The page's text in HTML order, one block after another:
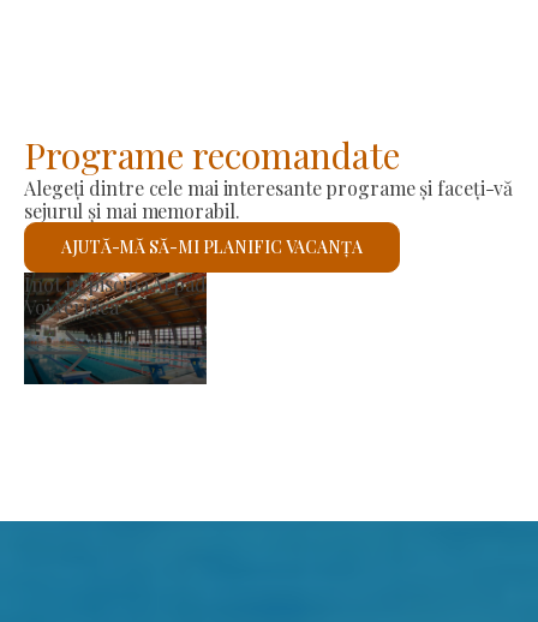
Programe recomandate
Alegeți dintre cele mai interesante programe și faceți-vă
sejurul și mai memorabil.
AJUTĂ-MĂ SĂ-MI PLANIFIC VACANȚA
Biserica romano-catolică Sfântul László
Voi verifica